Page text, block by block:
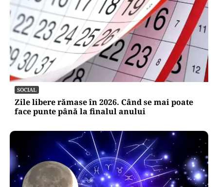
SOCIAL
Zile libere rămase în 2026. Când se mai poate
face punte până la finalul anului